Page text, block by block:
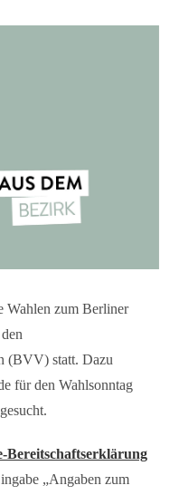
Wahlen zum Berliner
(BVV) statt. Dazu
für den Wahlsonntag
Bereitschaftserklärung
„Angaben zum